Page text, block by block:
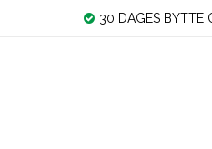
30 DAGES BYTTE